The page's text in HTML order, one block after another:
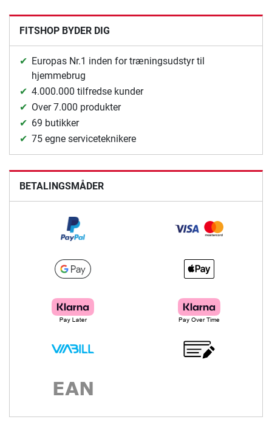
FITSHOP BYDER DIG
Europas Nr.1 inden for træningsudstyr til
hjemmebrug
4.000.000 tilfredse kunder
Over 7.000 produkter
69 butikker
75 egne serviceteknikere
BETALINGSMÅDER